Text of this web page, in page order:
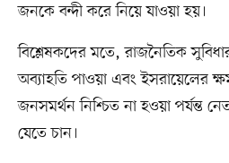
জনকে বন্দী করে নিয়ে যাওয়া হয়।
বিশ্লেষকদের মতে, রাজনৈতিক
অব্যাহতি পাওয়া এবং ইসরায়েলের
জনসমর্থন নিশ্চিত না হওয়া পর্যন্ত
যেতে চান।